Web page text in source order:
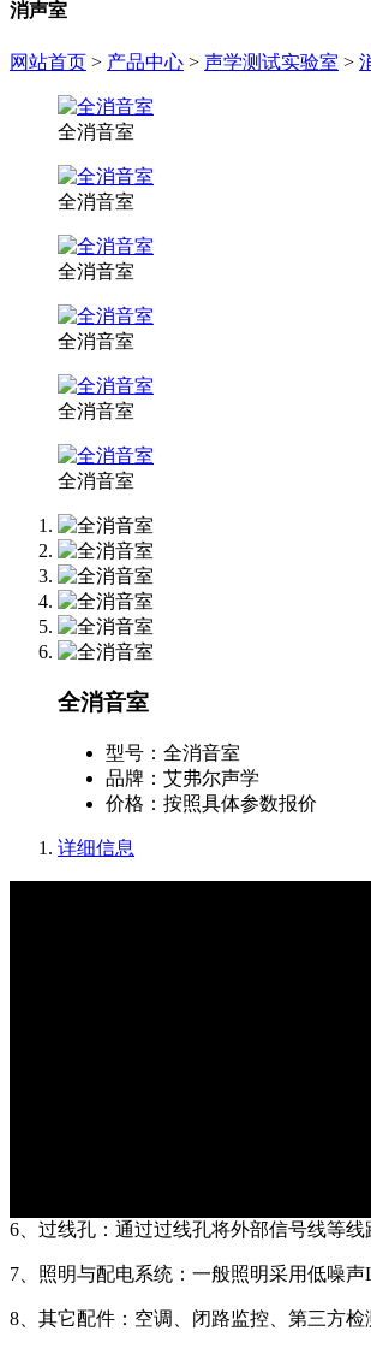
消声室
网站首页 > 产品中心 > 声学测试实验室 >
全消音室
全消音室
全消音室
全消音室
全消音室
全消音室
全消音室
型号： 全消音室
品牌： 艾弗尔声学
价格： 按照具体参数报价
详细信息
6、过线孔：通过过线孔将外部信号线等线
7、照明与配电系统：一般照明采用低噪
8、其它配件：空调、闭路监控、第三方